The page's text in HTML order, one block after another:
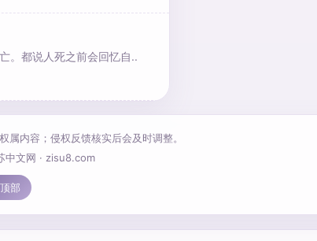
。都说人死之前会回忆自..
内容；侵权反馈核实后会及时调整。
文网 · zisu8.com
顶部